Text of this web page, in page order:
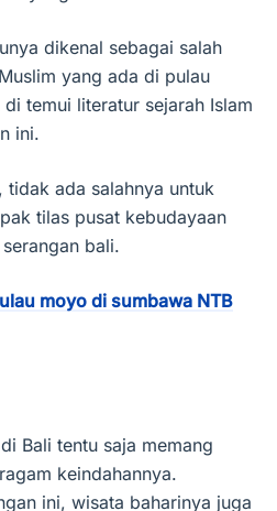
dikenal sebagai salah
yang ada di pulau
temui literatur sejarah Islam
ini.
tidak ada salahnya untuk
tilas pusat kebudayaan
bali.
moyo di sumbawa NTB
Bali tentu saja memang
keindahannya.
ini, wisata baharinya juga